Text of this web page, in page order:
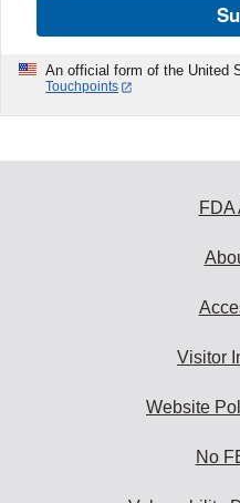
An official form of the United
Touchpoints
FDA
Visitor
Website
No